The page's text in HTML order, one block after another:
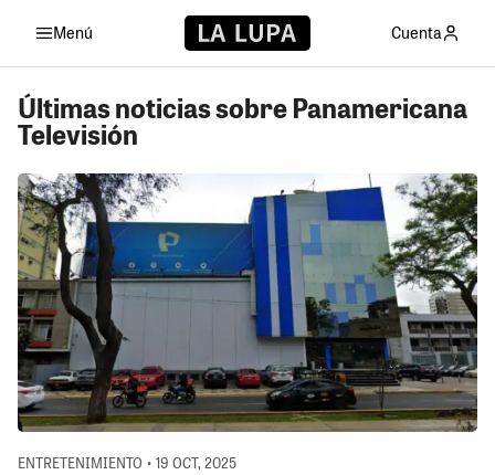
Menú Cuenta
Últimas noticias sobre Panamericana
Televisión
ENTRETENIMIENTO • 19 OCT, 2025